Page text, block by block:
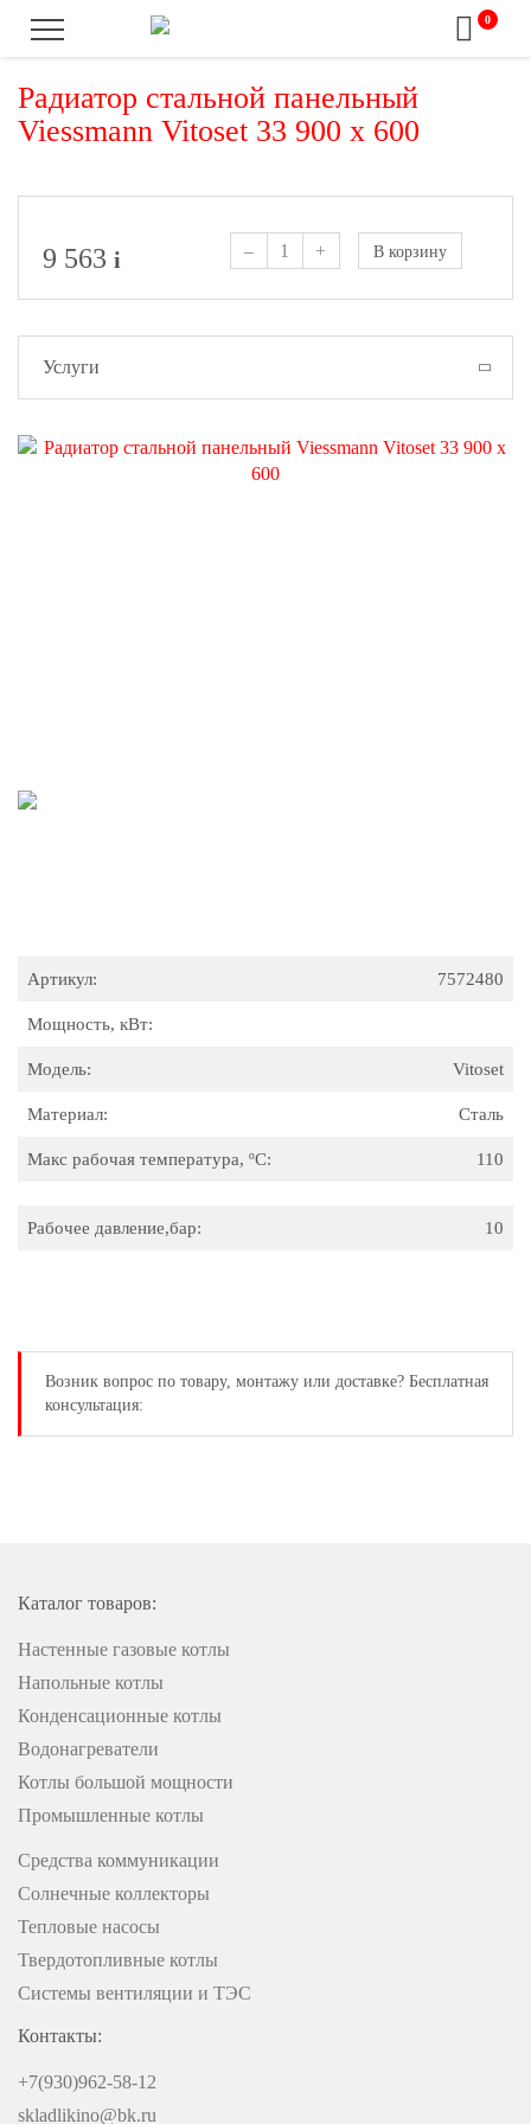
0
Радиатор стальной панельный
Viessmann Vitoset 33 900 x 600
9 563 i – + В корзину
Услуги
Артикул: 7572480
Мощность, кВт:
Модель: Vitoset
Материал: Сталь
Макс рабочая температура, ºC: 110
Рабочее давление,бар: 10
Возник вопрос по товару, монтажу или доставке? Бесплатная
консультация:
Каталог товаров:
Настенные газовые котлы
Напольные котлы
Конденсационные котлы
Водонагреватели
Котлы большой мощности
Промышленные котлы
Средства коммуникации
Солнечные коллекторы
Тепловые насосы
Твердотопливные котлы
Системы вентиляции и ТЭС
Контакты:
+7(930)962-58-12
skladlikino@bk.ru